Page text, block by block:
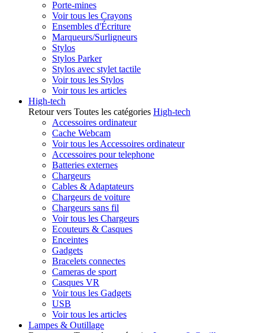
Porte-mines
Voir tous les Crayons
Ensembles d'Écriture
Marqueurs/Surligneurs
Stylos
Stylos Parker
Stylos avec stylet tactile
Voir tous les Stylos
Voir tous les articles
High-tech
Retour vers Toutes les catégories High-tech
Accessoires ordinateur
Cache Webcam
Voir tous les Accessoires ordinateur
Accessoires pour telephone
Batteries externes
Chargeurs
Cables & Adaptateurs
Chargeurs de voiture
Chargeurs sans fil
Voir tous les Chargeurs
Ecouteurs & Casques
Enceintes
Gadgets
Bracelets connectes
Cameras de sport
Casques VR
Voir tous les Gadgets
USB
Voir tous les articles
Lampes & Outillage